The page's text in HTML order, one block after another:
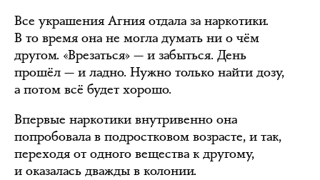
Все украшения Агния отдала за наркотики.
В то время она не могла думать ни о чём
другом. «Врезаться» — и забыться. День
прошёл — и ладно. Нужно только найти дозу,
а потом всё будет хорошо.
Впервые наркотики внутривенно она
попробовала в подростковом возрасте, и так,
переходя от одного вещества к другому,
и оказалась дважды в колонии.